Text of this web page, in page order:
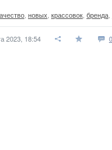
новых крассовок бренда
2023, 18:54 0